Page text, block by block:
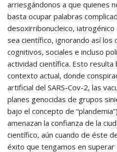
arriesgándonos a que quienes
basta ocupar palabras
desoxirribonucleico, iatrogénico
sea científico, ignorando así los
cognitivos, sociales e incluso
actividad científica. Esto
contexto actual, donde
artificial del SARS-Cov-2, las
planes genocidas de grupos
bajo el concepto de
amenazan la confianza de la
científico, aún cuando de éste
éxito que tengamos en superar